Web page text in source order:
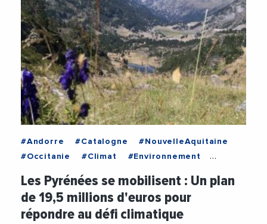
#Andorre #Catalogne
#NouvelleAquitaine
#Occitanie
#Climat
#Environnement
#Pyrenees
#RechauffementClimatique
#RegionNouvelleAquitaine
#Ski
#StationsDeSki
Les Pyrénées se mobilisent : Un plan
de 19,5 millions d'euros pour
répondre au défi climatique